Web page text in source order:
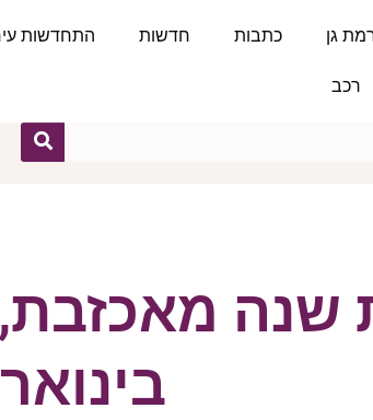
גן כתבות חדשות התחדשות
רכב
שנה מאכזבת,
בינואר 2024